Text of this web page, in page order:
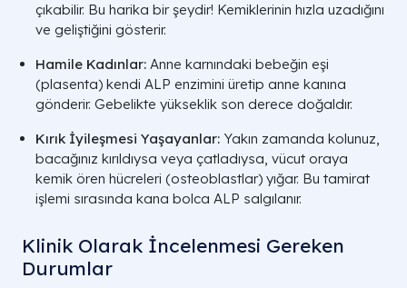
çıkabilir. Bu harika bir şeydir! Kemiklerinin hızla uzadığını
ve geliştiğini gösterir.
Hamile Kadınlar: Anne karnındaki bebeğin eşi
(plasenta) kendi ALP enzimini üretip anne kanına
gönderir. Gebelikte yükseklik son derece doğaldır.
Kırık İyileşmesi Yaşayanlar: Yakın zamanda kolunuz,
bacağınız kırıldıysa veya çatladıysa, vücut oraya
kemik ören hücreleri (osteoblastlar) yığar. Bu tamirat
işlemi sırasında kana bolca ALP salgılanır.
Klinik Olarak İncelenmesi Gereken
Durumlar